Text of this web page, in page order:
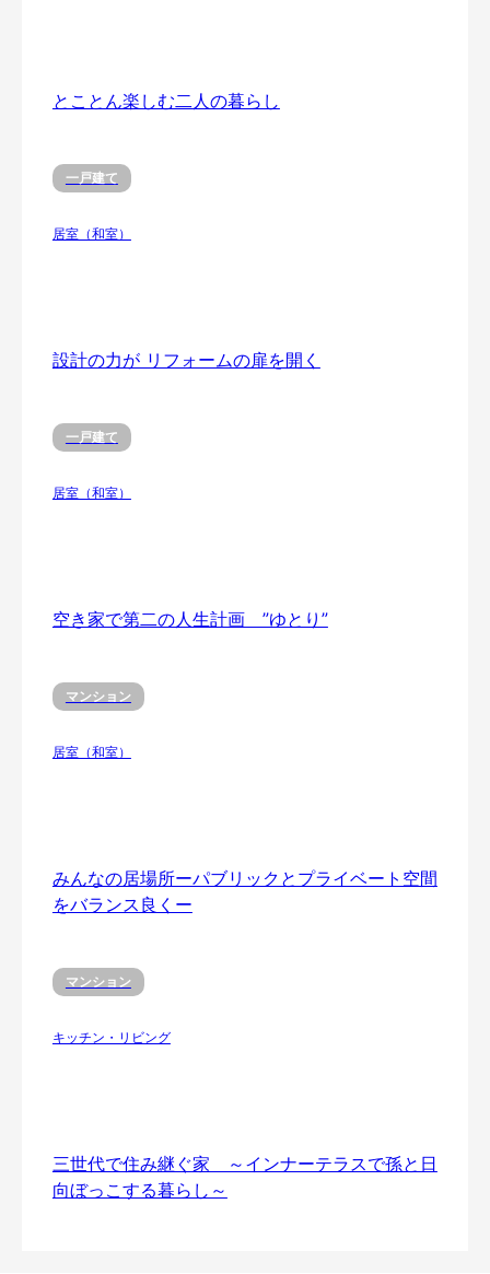
とことん楽しむ二人の暮らし
一戸建て
居室（和室）
設計の力が リフォームの扉を開く
一戸建て
居室（和室）
空き家で第二の人生計画 ”ゆとり”
マンション
居室（和室）
みんなの居場所ーパブリックとプライベート空間
をバランス良くー
マンション
キッチン・リビング
三世代で住み継ぐ家 ～インナーテラスで孫と日
向ぼっこする暮らし～